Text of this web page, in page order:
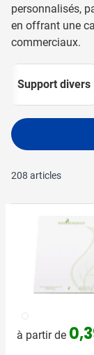
personnalisés,
en offrant une
commerciaux.
Support divers
208 articles
002
à partir de